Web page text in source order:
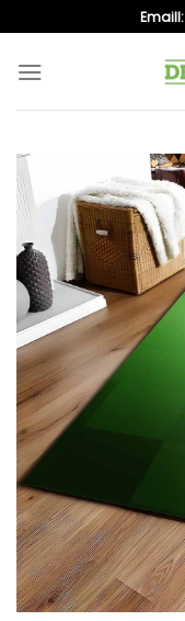
to
content
Emaill: